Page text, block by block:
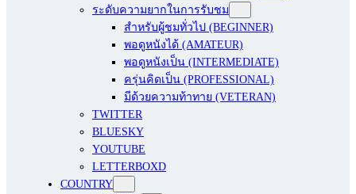
ระดับความยากในการรับชม
สำหรับผู้ชมทั่วไป (BEGINNER)
พอดูหนังได้ (AMATEUR)
พอดูหนังเป็น (INTERMEDIATE)
ครุ่นคิดเป็น (PROFESSIONAL)
มีด้วยความท้าทาย (VETERAN)
TWITTER
BLUESKY
YOUTUBE
LETTERBOXD
COUNTRY